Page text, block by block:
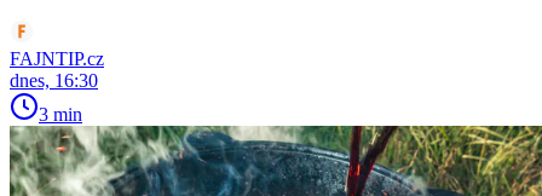
FAJNTIP.cz
dnes, 16:30
3 min